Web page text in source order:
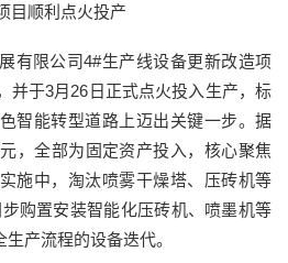
目顺利点火投产
有限公司4#生产线设备更新改造项
并于3月26日正式点火投入生产，标
智能转型道路上迈出关键一步。据
，全部为固定资产投入，核心聚焦
施中，淘汰喷雾干燥塔、压砖机等
购置安装智能化压砖机、喷墨机等
产流程的设备迭代。